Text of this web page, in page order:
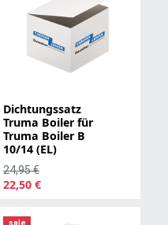
Dichtungssatz
Truma Boiler für
Truma Boiler B
10/14 (EL)
24,95 €
22,50 €
sale